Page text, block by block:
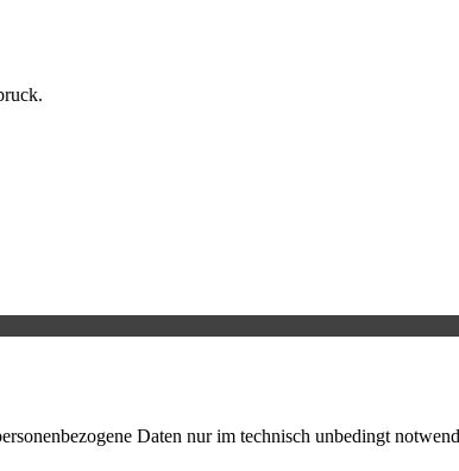
Daten nur im technisch unbedingt